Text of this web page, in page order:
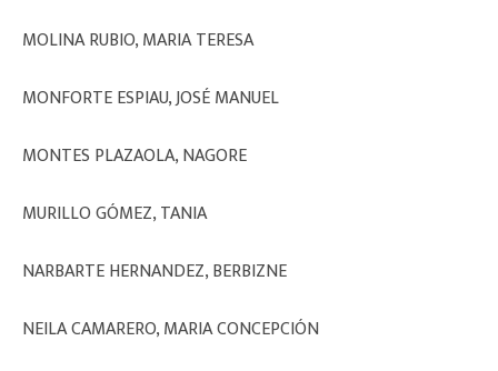
MOLINA RUBIO, MARIA TERESA
MONFORTE ESPIAU, JOSÉ MANUEL
MONTES PLAZAOLA, NAGORE
MURILLO GÓMEZ, TANIA
NARBARTE HERNANDEZ, BERBIZNE
NEILA CAMARERO, MARIA CONCEPCIÓN